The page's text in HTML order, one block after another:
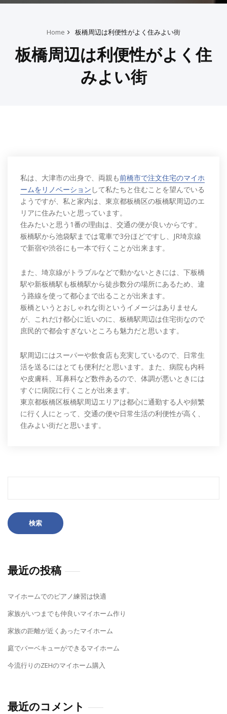
Home 板橋周辺は利便性がよく住みよい街
板橋周辺は利便性がよく住
みよい街
私は、大津市の出身で、両親も前橋市で注文住宅のマイホ
ームをリノベーション して私たちと住むことを望んでいる
ようですが、私と家内は、東京都板橋区の板橋駅周辺のエ
リアに住みたいと思っています。
住みたいと思う1番の理由は、交通の便が良いからです。
板橋駅から池袋駅までは電車で3分ほどですし、JR埼京線
で新宿や渋谷にも一本で行くことが出来ます。
また、埼京線がトラブルなどで動かないときには、下板橋
駅や新板橋駅も板橋駅から徒歩数分の場所にあるため、違
う路線を使って都心まで出ることが出来ます。
板橋というとおしゃれな街というイメージはありません
が、これだけ都心に近いのに、板橋駅周辺は住宅街なので
庶民的で都会すぎないところも魅力だと思います。
駅周辺にはスーパーや飲食店も充実しているので、日常生
活を送るにはとても便利だと思います。また、病院も内科
や皮膚科、耳鼻科など数件あるので、体調が悪いときには
すぐに病院に行くことが出来ます。
東京都板橋区板橋駅周辺エリアは都心に通勤する人や頻繁
に行く人にとって、交通の便や日常生活の利便性が高く、
住みよい街だと思います。
最近の投稿
マイホームでのピアノ練習は快適
家族がいつまでも仲良いマイホーム作り
家族の距離が近くあったマイホーム
庭でバーベキューができるマイホーム
今流行りのZEHのマイホーム購入
最近のコメント